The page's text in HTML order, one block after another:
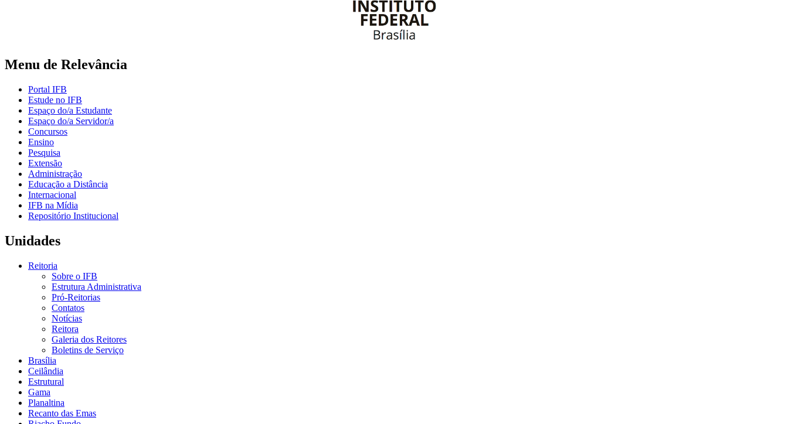
Menu de Relevância
Portal IFB
Estude no IFB
Espaço do/a Estudante
Espaço do/a Servidor/a
Concursos
Ensino
Pesquisa
Extensão
Administração
Educação a Distância
Internacional
IFB na Mídia
Repositório Institucional
Unidades
Reitoria
Sobre o IFB
Estrutura Administrativa
Pró-Reitorias
Contatos
Notícias
Reitora
Galeria dos Reitores
Boletins de Serviço
Brasília
Ceilândia
Estrutural
Gama
Planaltina
Recanto das Emas